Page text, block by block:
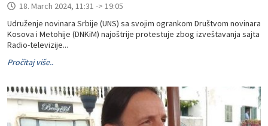
18. March 2024, 11:31 -> 19:05
Udruženje novinara Srbije (UNS) sa svojim ogrankom Društvom novinara
Kosova i Metohije (DNKiM) najoštrije protestuje zbog izveštavanja sajta
Radio-televizije...
Pročitaj više..